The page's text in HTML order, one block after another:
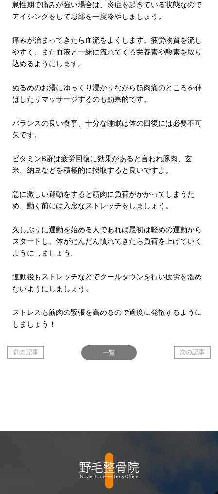
急性期で痛みが強い場合は、炎症を起きている状態なので
アイシングをして患部を一度冷やしましょう。
痛みが治まってきたら血流をよくします。疲労物質を流し
やすく、また血液と一緒に流れてくる栄養素や酸素を取り
込めるようにします。
ぬるめのお湯にゆっくり浸かりながら筋肉痛のところを伸
ばしたりマッサージするのも効果的です。
バランスの良い食事、十分な睡眠は体の回復には必要不可
欠です。
ビタミンB群は疲労回復に効果があると言われ豚肉、玄
米、納豆などを積極的に摂取すると良いですよ。
急に激しい運動をすると筋肉に負荷がかかってしまうた
め、動く前には入念なストレッチをしましょう。
久しぶりに運動を始める人であれば最初は軽めの運動から
スタートし、体がだんだん慣れてきたら負荷を上げていく
ようにしましょう。
運動後もストレッチなどでクールダウンを行い疲労を溜め
ないようにしましょう。
ストレスも筋肉の緊張を高めるので適度に発散するように
しましょう！
前の記事 一覧 次の記事